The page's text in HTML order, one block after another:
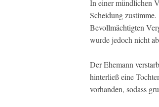
In einer mündlichen
Scheidung
Bevollmächtigten
wurde jedoch nicht
Der Ehemann
hinterließ eine
vorhanden, sodass